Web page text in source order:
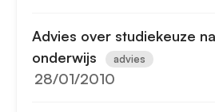
Advies over studiekeuze
onderwijs
advies
28/01/2010